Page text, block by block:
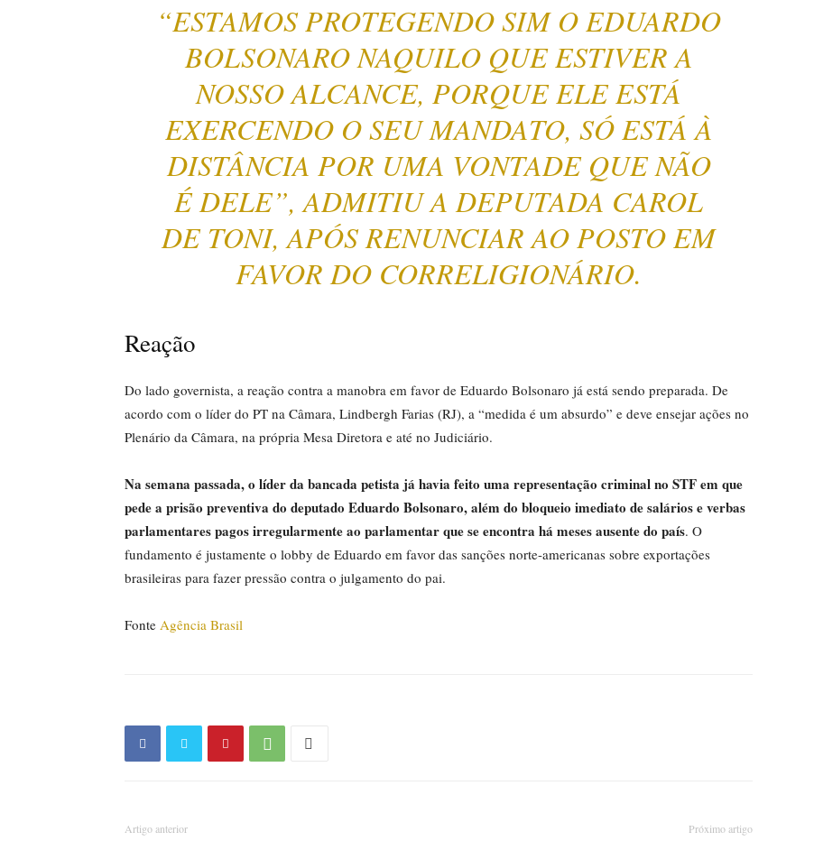
“ESTAMOS PROTEGENDO SIM O EDUARDO
BOLSONARO NAQUILO QUE ESTIVER A
NOSSO ALCANCE, PORQUE ELE ESTÁ
EXERCENDO O SEU MANDATO, SÓ ESTÁ À
DISTÂNCIA POR UMA VONTADE QUE NÃO
É DELE”, ADMITIU A DEPUTADA CAROL
DE TONI, APÓS RENUNCIAR AO POSTO EM
FAVOR DO CORRELIGIONÁRIO.
Reação
Do lado governista, a reação contra a manobra em favor de Eduardo Bolsonaro já está sendo preparada. De
acordo com o líder do PT na Câmara, Lindbergh Farias (RJ), a “medida é um absurdo” e deve ensejar ações no
Plenário da Câmara, na própria Mesa Diretora e até no Judiciário.
Na semana passada, o líder da bancada petista já havia feito uma representação criminal no STF em que
pede a prisão preventiva do deputado Eduardo Bolsonaro, além do bloqueio imediato de salários e verbas
parlamentares pagos irregularmente ao parlamentar que se encontra há meses ausente do país. O
fundamento é justamente o lobby de Eduardo em favor das sanções norte-americanas sobre exportações
brasileiras para fazer pressão contra o julgamento do pai.
Fonte Agência Brasil
Artigo anterior Próximo artigo